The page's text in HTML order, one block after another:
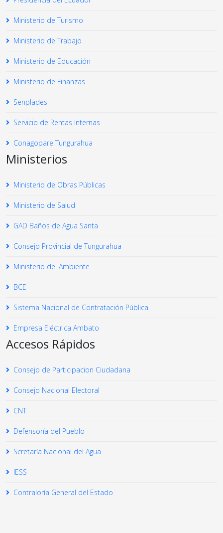
Ministerio de Turismo
Ministerio de Trabajo
Ministerio de Educación
Ministerio de Finanzas
Senplades
Servicio de Rentas Internas
Conagopare Tungurahua
Ministerios
Ministerio de Obras Públicas
Ministerio de Salud
GAD Baños de Agua Santa
Consejo Provincial de Tungurahua
Ministerio del Ambiente
BCE
Sistema Nacional de Contratación Pública
Empresa Eléctrica Ambato
Accesos Rápidos
Consejo de Participacion Ciudadana
Consejo Nacional Electoral
CNT
Defensoría del Pueblo
Scretaría Nacional del Agua
IESS
Contraloría General del Estado